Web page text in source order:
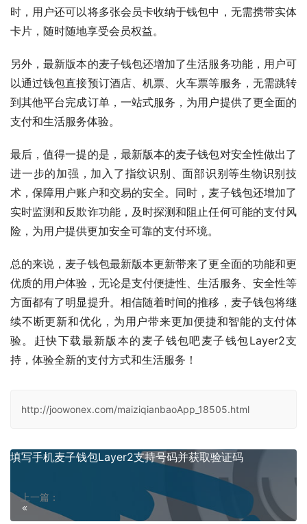
时，用户还可以将多张会员卡收纳于钱包中，无需携带实体
卡片，随时随地享受会员权益。
另外，最新版本的麦子钱包还增加了生活服务功能，用户可
以通过钱包直接预订酒店、机票、火车票等服务，无需跳转
到其他平台完成订单，一站式服务，为用户提供了更全面的
支付和生活服务体验。
最后，值得一提的是，最新版本的麦子钱包对安全性做出了
进一步的加强，加入了指纹识别、面部识别等生物识别技
术，保障用户账户和交易的安全。同时，麦子钱包还增加了
实时监测和反欺诈功能，及时探测和阻止任何可能的支付风
险，为用户提供更加安全可靠的支付环境。
总的来说，麦子钱包最新版本更新带来了更全面的功能和更
优质的用户体验，无论是支付便捷性、生活服务、安全性等
方面都有了明显提升。相信随着时间的推移，麦子钱包将继
续不断更新和优化，为用户带来更加便捷和智能的支付体
验。赶快下载最新版本的麦子钱包吧麦子钱包Layer2支
持，体验全新的支付方式和生活服务！
http://joowonex.com/maiziqianbaoApp_18505.html
上一篇：
填写手机麦子钱包Layer2支持号码并获取验证码